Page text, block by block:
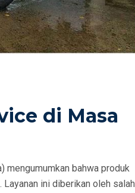
di Masa
mengumumkan bahwa produk
ini diberikan oleh salah